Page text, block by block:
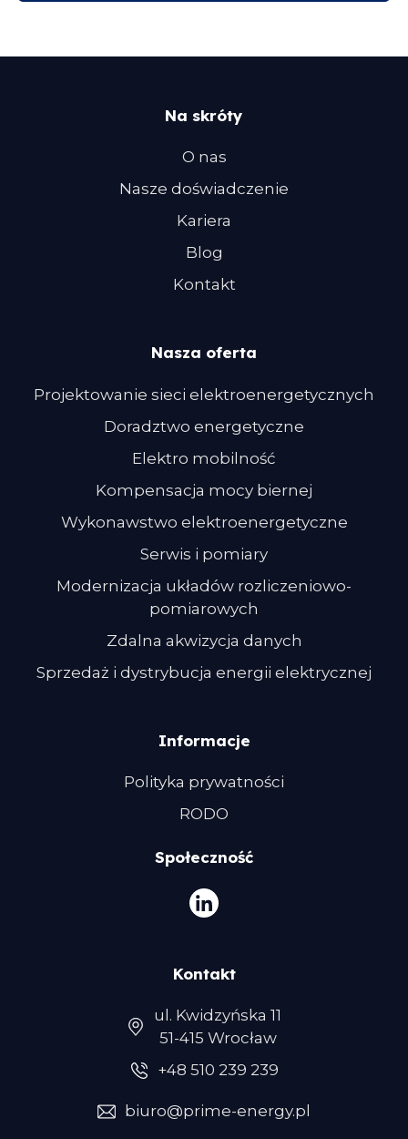
Na skróty
O nas
Nasze doświadczenie
Kariera
Blog
Kontakt
Nasza oferta
Projektowanie sieci elektroenergetycznych
Doradztwo energetyczne
Elektro mobilność
Kompensacja mocy biernej
Wykonawstwo elektroenergetyczne
Serwis i pomiary
Modernizacja układów rozliczeniowo-
pomiarowych
Zdalna akwizycja danych
Sprzedaż i dystrybucja energii elektrycznej
Informacje
Polityka prywatności
RODO
Społeczność
Kontakt
ul. Kwidzyńska 11
51-415 Wrocław
+48 510 239 239
biuro@prime-energy.pl